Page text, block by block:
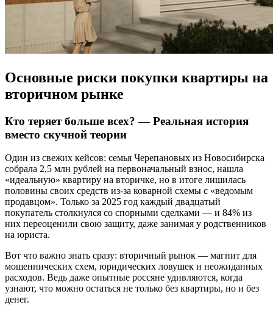
Основные риски покупки квартиры на
вторичном рынке
Кто теряет больше всех? — Реальная история
вместо скучной теории
Один из свежих кейсов: семья Черепановых из Новосибирска
собрала 2,5 млн рублей на первоначальный взнос, нашла
«идеальную» квартиру на вторичке, но в итоге лишилась
половины своих средств из-за коварной схемы с «ведомым
продавцом». Только за 2025 год каждый двадцатый
покупатель столкнулся со спорными сделками — и 84% из
них переоценили свою защиту, даже занимая у родственников
на юриста.
Вот что важно знать сразу: вторичный рынок — магнит для
мошеннических схем, юридических ловушек и неожиданных
расходов. Ведь даже опытные россяне удивляются, когда
узнают, что можно остаться не только без квартиры, но и без
денег.